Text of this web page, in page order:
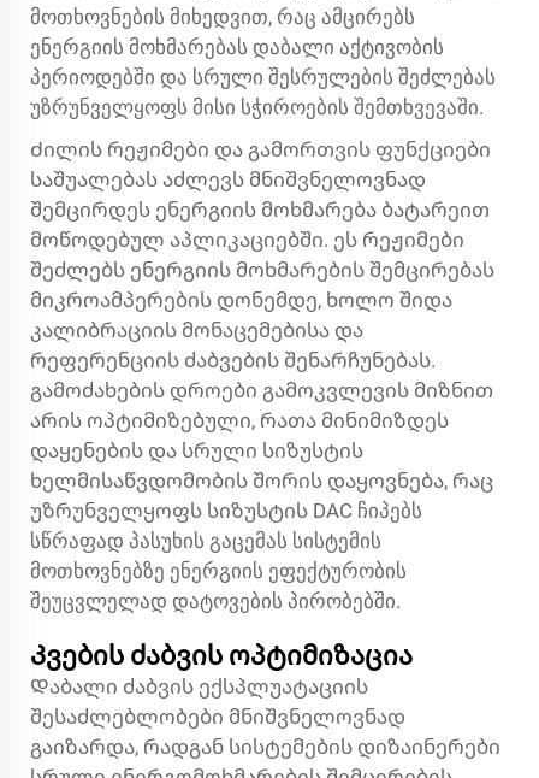
მოთხოვნების მიხედვით, რაც ამცირებს
ენერგიის მოხმარებას დაბალი აქტივობის
პერიოდებში და სრული შესრულების შეძლებას
უზრუნველყოფს მისი სჭიროების შემთხვევაში.
Ძილის რეჟიმები და გამორთვის ფუნქციები
საშუალებას აძლევს მნიშვნელოვნად
შემცირდეს ენერგიის მოხმარება ბატარეით
მოწოდებულ აპლიკაციებში. ეს რეჟიმები
შეძლებს ენერგიის მოხმარების შემცირებას
მიკროამპერების დონემდე, ხოლო შიდა
კალიბრაციის მონაცემებისა და
რეფერენციის ძაბვების შენარჩუნებას.
გამოძახების დროები გამოკვლევის მიზნით
არის ოპტიმიზებული, რათა მინიმიზდეს
დაყენების და სრული სიზუსტის
ხელმისაწვდომობის შორის დაყოვნება, რაც
უზრუნველყოფს სიზუსტის DAC ჩიპებს
სწრაფად პასუხის გაცემას სისტემის
მოთხოვნებზე ენერგიის ეფექტურობის
შეუცვლელად დატოვების პირობებში.
Კვების ძაბვის ოპტიმიზაცია
Დაბალი ძაბვის ექსპლუატაციის
შესაძლებლობები მნიშვნელოვნად
გაიზარდა, რადგან სისტემების დიზაინერები